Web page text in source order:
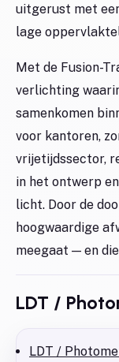
uitgerust met
lage
Met de Fusion-
verlichting
samenkomen
voor kantoren,
vrijetijdssector,
in het ontwerp
licht. Door de
hoogwaardige
meegaat — en
LDT /
LDT /